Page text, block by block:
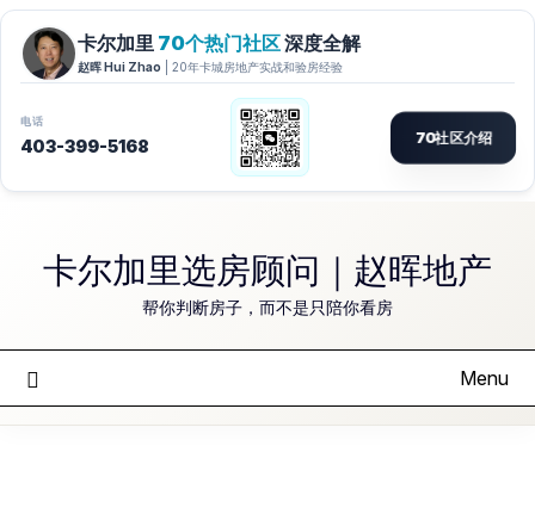
卡尔加里选房顾问｜赵晖地产
帮你判断房子，而不是只陪你看房
Menu